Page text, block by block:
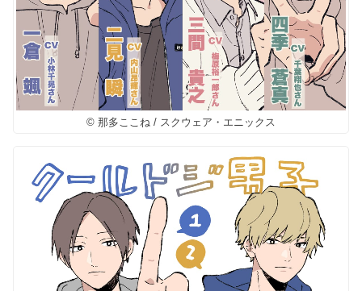
© 那多ここね / スクウェア・エニックス